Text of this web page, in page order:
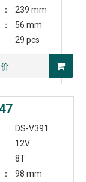
239 mm
56 mm
29 pcs
DS-V391
12V
8T
98 mm